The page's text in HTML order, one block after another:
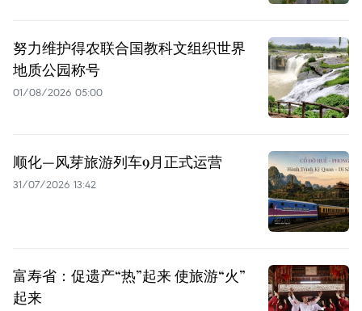
努力维护得农联合国教科文组织世界
地质公园称号
01/08/2026 05:00
顺化—风芽旅游列车9月正式运营
31/07/2026 13:42
富寿省：促遗产“热”起来 使旅游“火”
起来